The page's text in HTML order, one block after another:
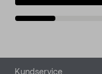
Sidfot
Kundservice